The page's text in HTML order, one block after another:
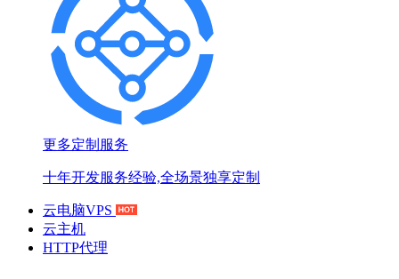
更多定制服务
十年开发服务经验,全场景独享定制
云电脑VPS
云主机
HTTP代理